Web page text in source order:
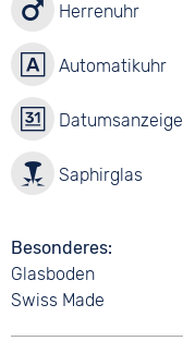
Herrenuhr
Automatikuhr
Datumsanzeige
Saphirglas
Besonderes
Glasboden
Swiss Made